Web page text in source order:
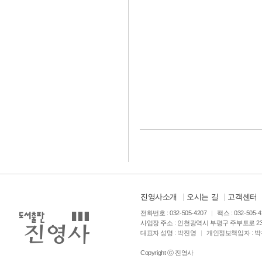
진영사소개 오시는 길 고객센터
전화번호 : 032-505-4207 |
팩스 : 032-505-
사업장 주소 : 인천광역시 부평구 주부토로
대표자 성명 : 박진영
| 개인정보책임자 :
Copyright ⓒ 진영사